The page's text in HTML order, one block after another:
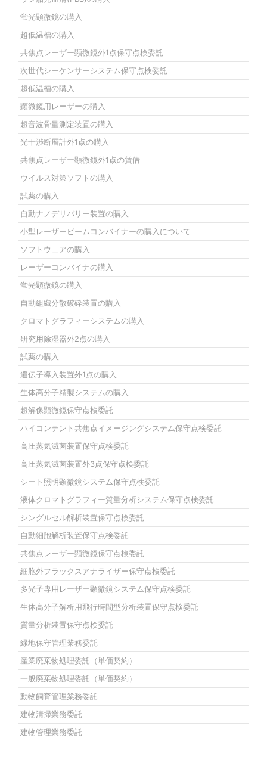
蛍光顕微鏡の購入
超低温槽の購入
共焦点レーザー顕微鏡外1点保守点検委託
次世代シーケンサーシステム保守点検委託
超低温槽の購入
顕微鏡用レーザーの購入
超音波骨量測定装置の購入
光干渉断層計外1点の購入
共焦点レーザー顕微鏡外1点の賃借
ウイルス対策ソフトの購入
試薬の購入
自動ナノデリバリー装置の購入
小型レーザービームコンバイナーの購入について
ソフトウェアの購入
レーザーコンバイナの購入
蛍光顕微鏡の購入
自動組織分散破砕装置の購入
クロマトグラフィーシステムの購入
研究用除湿器外2点の購入
試薬の購入
遺伝子導入装置外1点の購入
生体高分子精製システムの購入
超解像顕微鏡保守点検委託
ハイコンテント共焦点イメージングシステム保守点検委託
高圧蒸気滅菌装置保守点検委託
高圧蒸気滅菌装置外3点保守点検委託
シート照明顕微鏡システム保守点検委託
液体クロマトグラフィー質量分析システム保守点検委託
シングルセル解析装置保守点検委託
自動細胞解析装置保守点検委託
共焦点レーザー顕微鏡保守点検委託
細胞外フラックスアナライザー保守点検委託
多光子専用レーザー顕微鏡システム保守点検委託
生体高分子解析用飛行時間型分析装置保守点検委託
質量分析装置保守点検委託
緑地保守管理業務委託
産業廃棄物処理委託（単価契約）
一般廃棄物処理委託（単価契約）
動物飼育管理業務委託
建物清掃業務委託
建物管理業務委託